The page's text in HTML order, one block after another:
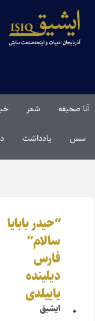
آنا صحیفه شعر
سس یادداشت
“حیدر بابایا
سالام”
فارس
دیلینده
یاییلدی
ایشیق